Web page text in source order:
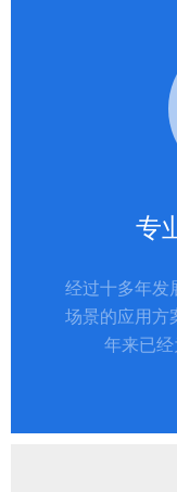
专
经过十多年发
场景的应用方
年来已经